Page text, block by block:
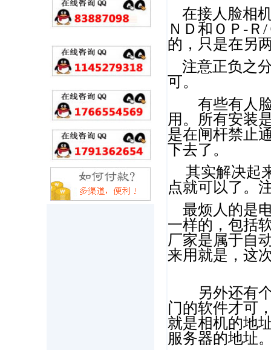
在接人脸相
ＮＤ和ＯＰ-Ｒ
的，只是在另
注意正负之
可。
有些有人脸
用。所有安装
是在闸杆禁止
下去了。
其实解决起
点就可以了。
最烦人的是
一样的，包括
厂家是属于自
来用就是，这
另外还有个
门的软件才可
就是相机的地
服务器的地址